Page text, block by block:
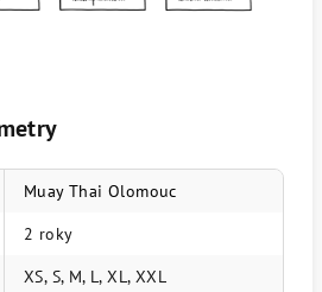
Muay Thai Olomouc
2 roky
XS, S, M, L, XL, XXL